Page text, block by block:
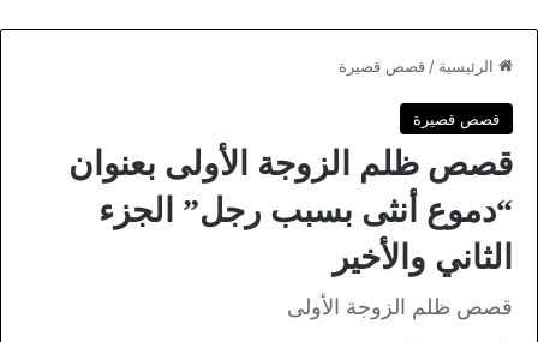
الرئيسية / قصص قصيرة
قصص قصيرة
قصص ظلم الزوجة الأولى بعنوان
“دموع أنثى بسبب رجل” الجزء
الثاني والأخير
قصص ظلم الزوجة الأولى